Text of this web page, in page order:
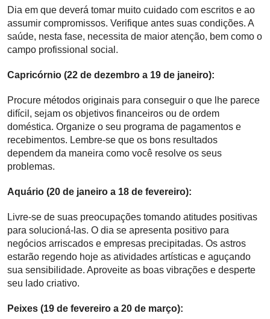
Dia em que deverá tomar muito cuidado com escritos e ao
assumir compromissos. Verifique antes suas condições. A
saúde, nesta fase, necessita de maior atenção, bem como o
campo profissional social.
Capricórnio (22 de dezembro a 19 de janeiro):
Procure métodos originais para conseguir o que lhe parece
difícil, sejam os objetivos financeiros ou de ordem
doméstica. Organize o seu programa de pagamentos e
recebimentos. Lembre-se que os bons resultados
dependem da maneira como você resolve os seus
problemas.
Aquário (20 de janeiro a 18 de fevereiro):
Livre-se de suas preocupações tomando atitudes positivas
para solucioná-las. O dia se apresenta positivo para
negócios arriscados e empresas precipitadas. Os astros
estarão regendo hoje as atividades artísticas e aguçando
sua sensibilidade. Aproveite as boas vibrações e desperte
seu lado criativo.
Peixes (19 de fevereiro a 20 de março):